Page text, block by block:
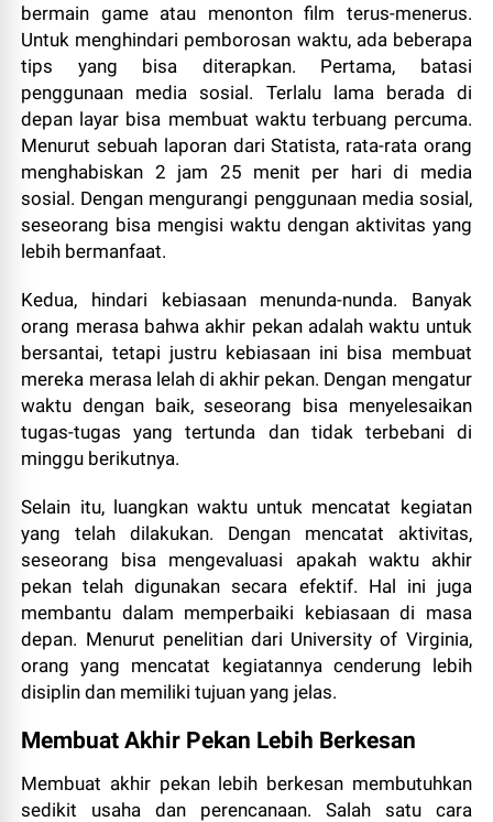
bermain game atau menonton film terus-menerus.
Untuk menghindari pemborosan waktu, ada beberapa
tips yang bisa diterapkan. Pertama, batasi
penggunaan media sosial. Terlalu lama berada di
depan layar bisa membuat waktu terbuang percuma.
Menurut sebuah laporan dari Statista, rata-rata orang
menghabiskan 2 jam 25 menit per hari di media
sosial. Dengan mengurangi penggunaan media sosial,
seseorang bisa mengisi waktu dengan aktivitas yang
lebih bermanfaat.
Kedua, hindari kebiasaan menunda-nunda. Banyak
orang merasa bahwa akhir pekan adalah waktu untuk
bersantai, tetapi justru kebiasaan ini bisa membuat
mereka merasa lelah di akhir pekan. Dengan mengatur
waktu dengan baik, seseorang bisa menyelesaikan
tugas-tugas yang tertunda dan tidak terbebani di
minggu berikutnya.
Selain itu, luangkan waktu untuk mencatat kegiatan
yang telah dilakukan. Dengan mencatat aktivitas,
seseorang bisa mengevaluasi apakah waktu akhir
pekan telah digunakan secara efektif. Hal ini juga
membantu dalam memperbaiki kebiasaan di masa
depan. Menurut penelitian dari University of Virginia,
orang yang mencatat kegiatannya cenderung lebih
disiplin dan memiliki tujuan yang jelas.
Membuat Akhir Pekan Lebih Berkesan
Membuat akhir pekan lebih berkesan membutuhkan
sedikit usaha dan perencanaan. Salah satu cara